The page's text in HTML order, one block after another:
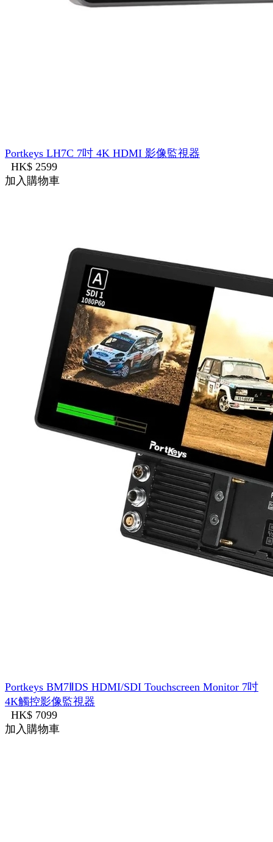
Portkeys LH7C 7吋 4K HDMI 影像監視器
HK$ 2599
加入購物車
Portkeys BM7ⅡDS HDMI/SDI Touchscreen Monitor 7吋
4K觸控影像監視器
HK$ 7099
加入購物車